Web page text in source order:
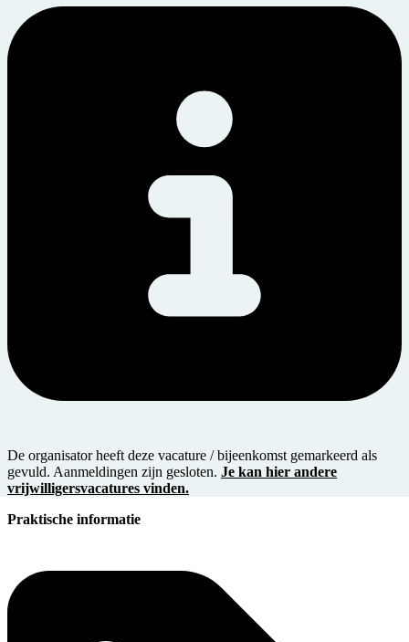
De organisator heeft deze vacature / bijeenkomst gemarkeerd als
gevuld. Aanmeldingen zijn gesloten. Je kan hier andere
vrijwilligersvacatures vinden.
Praktische informatie